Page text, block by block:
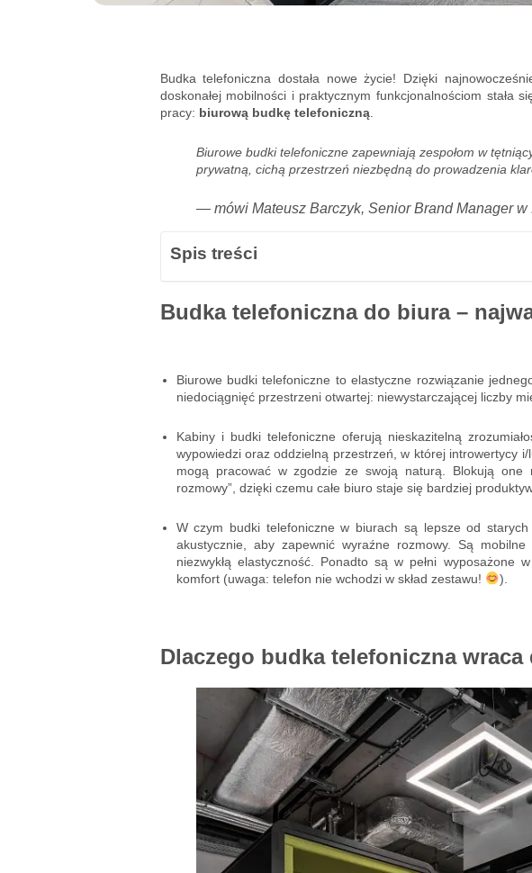
Budka telefoniczna dostała nowe życie! Dzięki
doskonałej mobilności i praktycznym funkcjonalnościom stała
pracy: biurową budkę telefoniczną.
Biurowe budki telefoniczne zapewniają zespołom w
prywatną, cichą przestrzeń niezbędną do prowadzenia
— mówi Mateusz Barczyk, Senior Brand Manager w
Spis treści
Budka telefoniczna do biura –
Biurowe budki telefoniczne to elastyczne rozwiązanie
niedociągnięć przestrzeni otwartej: niewystarczającej liczby
Kabiny i budki telefoniczne oferują nieskazitelną
wypowiedzi oraz oddzielną przestrzeń, w której introwertycy i/
mogą pracować w zgodzie ze swoją naturą. Blokują one
rozmowy”, dzięki czemu całe biuro staje się bardziej
W czym budki telefoniczne w biurach są lepsze od starych
akustycznie, aby zapewnić wyraźne rozmowy. Są
niezwykłą elastyczność. Ponadto są w pełni wyposażone
komfort (uwaga: telefon nie wchodzi w skład zestawu!
).
Dlaczego budka telefoniczna wraca